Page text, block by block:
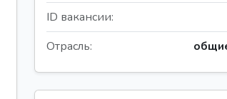
ID вакансии:
Отрасль: